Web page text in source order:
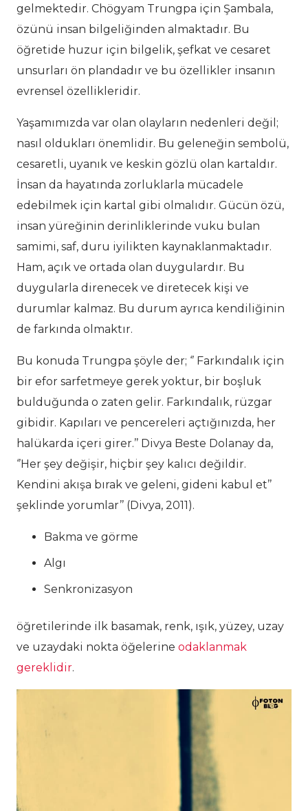
gelmektedir. Chögyam Trungpa için Şambala,
özünü insan bilgeliğinden almaktadır. Bu
öğretide huzur için bilgelik, şefkat ve cesaret
unsurları ön plandadır ve bu özellikler insanın
evrensel özellikleridir.
Yaşamımızda var olan olayların nedenleri değil;
nasıl oldukları önemlidir. Bu geleneğin sembolü,
cesaretli, uyanık ve keskin gözlü olan kartaldır.
İnsan da hayatında zorluklarla mücadele
edebilmek için kartal gibi olmalıdır. Gücün özü,
insan yüreğinin derinliklerinde vuku bulan
samimi, saf, duru iyilikten kaynaklanmaktadır.
Ham, açık ve ortada olan duygulardır. Bu
duygularla direnecek ve diretecek kişi ve
durumlar kalmaz. Bu durum ayrıca kendiliğinin
de farkında olmaktır.
Bu konuda Trungpa şöyle der; ‘’ Farkındalık için
bir efor sarfetmeye gerek yoktur, bir boşluk
bulduğunda o zaten gelir. Farkındalık, rüzgar
gibidir. Kapıları ve pencereleri açtığınızda, her
halükarda içeri girer.’’ Divya Beste Dolanay da,
‘’Her şey değişir, hiçbir şey kalıcı değildir.
Kendini akışa bırak ve geleni, gideni kabul et’’
şeklinde yorumlar’’ (Divya, 2011).
Bakma ve görme
Algı
Senkronizasyon
öğretilerinde ilk basamak, renk, ışık, yüzey, uzay
ve uzaydaki nokta öğelerine odaklanmak
gereklidir.